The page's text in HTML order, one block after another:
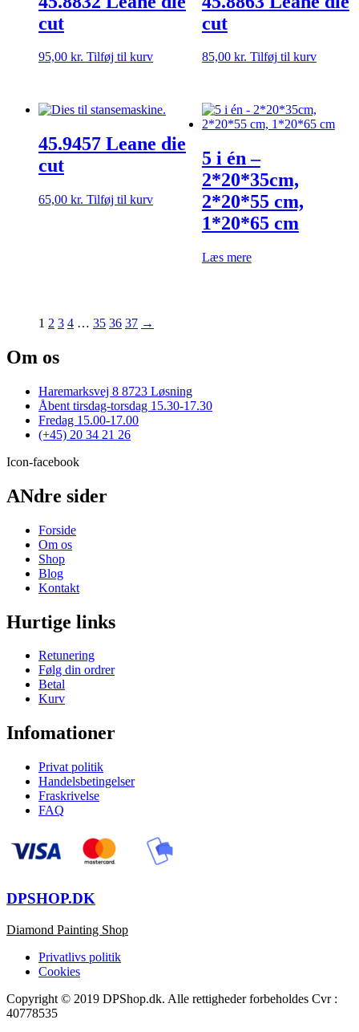
cut
95,00 kr. Tilføj til kurv
cut
85,00 kr. Tilføj til kurv
45.9457 Leane die
cut
65,00 kr. Tilføj til kurv
5 i én –
2*20*35cm,
2*20*55 cm,
1*20*65 cm
Læs mere
1 2 3 4 … 35 36 37 →
Om os
Haremarksvej 8 8723 Løsning
Åbent tirsdag-torsdag 15.30-17.30
Fredag 15.00-17.00
(+45) 20 34 21 26
Icon-facebook
ANdre sider
Forside
Om os
Shop
Blog
Kontakt
Hurtige links
Retunering
Følg din ordrer
Betal
Kurv
Infomationer
Privat politik
Handelsbetingelser
Fraskrivelse
FAQ
DPSHOP.DK
Diamond Painting Shop
Privatlivs politik
Cookies
Copyright © 2019 DPShop.dk. Alle rettigheder forbeholdes Cvr :
40778535